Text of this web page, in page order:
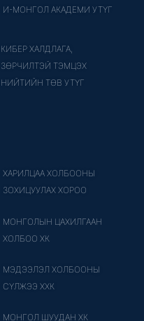
И-МОНГОЛ АКАДЕМИ УТҮГ
КИБЕР ХАЛДЛАГА,
ЗӨРЧИЛТЭЙ ТЭМЦЭХ
НИЙТИЙН ТӨВ УТҮГ
ХАРИЛЦАА ХОЛБООНЫ
ЗОХИЦУУЛАХ ХОРОО
МОНГОЛЫН ЦАХИЛГААН
ХОЛБОО ХК
МЭДЭЭЛЭЛ ХОЛБООНЫ
СҮЛЖЭЭ ХХК
МОНГОЛ ШУУДАН ХК